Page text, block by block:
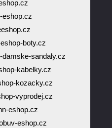
eshop.cz
boty.cz
sandaly.cz
kabelky.cz
kozacky.cz
vyprodej.cz
eshop.cz
eshop.cz